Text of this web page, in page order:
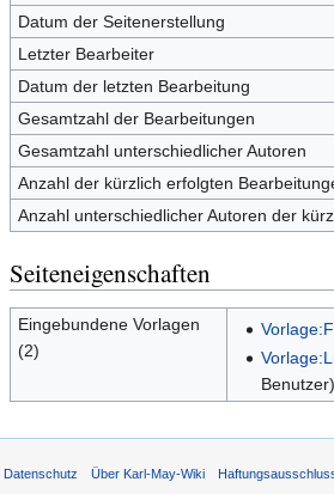
Datum der Seitenerstellung
Letzter Bearbeiter
Datum der letzten Bearbeitung
Gesamtzahl der Bearbeitungen
Gesamtzahl unterschiedlicher Autoren
Anzahl der kürzlich erfolgten
Anzahl unterschiedlicher Autoren der
Seiteneigenschaften
Eingebundene Vorlagen
(2)
Benutzer)
Datenschutz Über Karl-May-Wiki